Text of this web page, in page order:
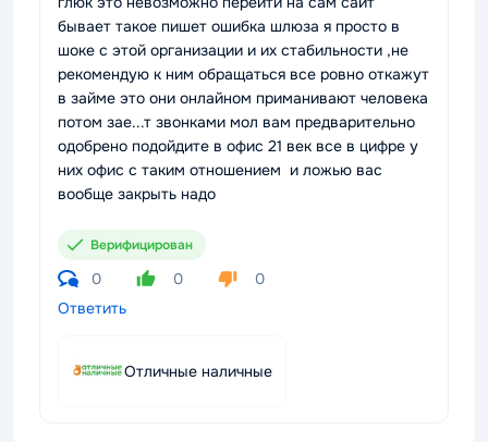
бывает такое пишет ошибка шлюза я просто в
шоке с этой организации и их стабильности ,не
рекомендую к ним обращаться все ровно откажут
в займе это они онлайном приманивают человека
потом зае...т звонками мол вам предварительно
одобрено подойдите в офис 21 век все в цифре у
них офис с таким отношением и ложью вас
вообще закрыть надо
Верифицирован
0 0
0
Ответить
Отличные наличные